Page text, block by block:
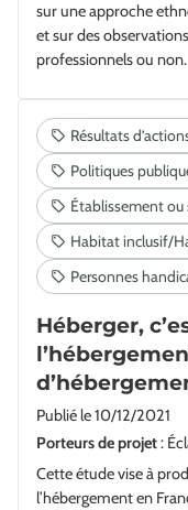
sur une approche
et sur des
professionnels ou non.
Héberger,
Publié le10/12/2021
Porteurs de projet:
Cette étude vise à
l’hébergement en